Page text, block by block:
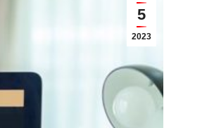
5
2023